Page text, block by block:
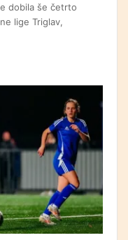
dobila še četrto
lige Triglav,